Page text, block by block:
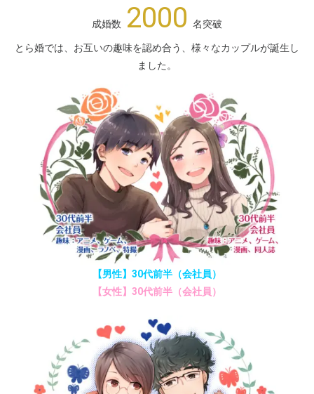
成婚数 2000 名突破
とら婚では、お互いの趣味を認め合う、様々なカップルが誕生し
ました。
【男性】30代前半（会社員）
【女性】30代前半（会社員）